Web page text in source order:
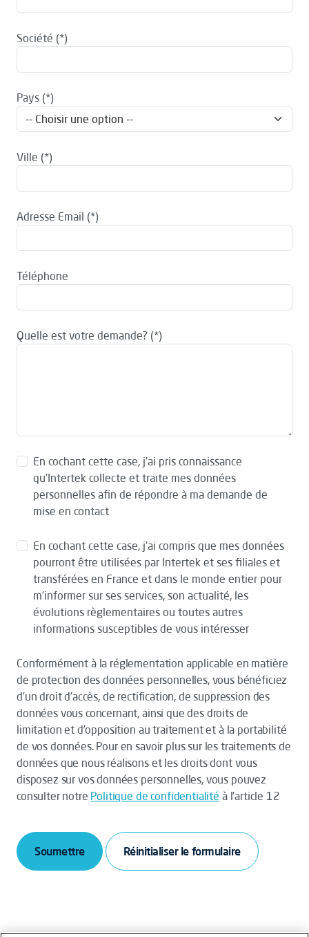
Société
Pays
Ville
Adresse Email
Téléphone
Quelle est votre demande?
En cochant cette case, j’ai pris connaissance
qu’Intertek collecte et traite mes données
personnelles afin de répondre à ma demande de
mise en contact
En cochant cette case, j’ai compris que mes données
pourront être utilisées par Intertek et ses filiales et
transférées en France et dans le monde entier pour
m’informer sur ses services, son actualité, les
évolutions règlementaires ou toutes autres
informations susceptibles de vous intéresser
Conformément à la réglementation applicable en matière
de protection des données personnelles, vous bénéficiez
d’un droit d’accès, de rectification, de suppression des
données vous concernant, ainsi que des droits de
limitation et d’opposition au traitement et à la portabilité
de vos données. Pour en savoir plus sur les traitements de
données que nous réalisons et les droits dont vous
disposez sur vos données personnelles, vous pouvez
consulter notre Politique de confidentialité à l’article 12
Soumettre